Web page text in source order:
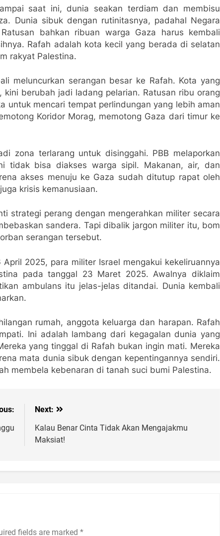
saat ini, dunia seakan terdiam dan membisu
Dunia sibuk dengan rutinitasnya, padahal Negara
bahkan ribuan warga Gaza harus kembali
Rafah adalah kota kecil yang berada di selatan
rakyat Palestina.
meluncurkan serangan besar ke Rafah. Kota yang
berubah jadi ladang pelarian. Ratusan ribu orang
untuk mencari tempat perlindungan yang lebih aman
Koridor Morag, memotong Gaza dari timur ke
zona terlarang untuk disinggahi. PBB melaporkan
tidak bisa diakses warga sipil. Makanan, air, dan
akses menuju ke Gaza sudah ditutup rapat oleh
krisis kemanusiaan.
strategi perang dengan mengerahkan militer secara
sandera. Tapi dibalik jargon militer itu, bom
serangan tersebut.
2025, para militer Israel mengakui kekeliruannya
pada tanggal 23 Maret 2025. Awalnya diklaim
ambulans itu jelas-jelas ditandai. Dunia kembali
rumah, anggota keluarga dan harapan. Rafah
Ini adalah lambang dari kegagalan dunia yang
yang tinggal di Rafah bukan ingin mati. Mereka
mata dunia sibuk dengan kepentingannya sendiri.
membela kebenaran di tanah suci bumi Palestina.
Next:
Kalau Benar Cinta Tidak Akan Mengajakmu
Maksiat!
fields are marked *